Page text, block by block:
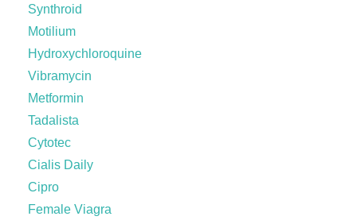
Synthroid
Motilium
Hydroxychloroquine
Vibramycin
Metformin
Tadalista
Cytotec
Cialis Daily
Cipro
Female Viagra